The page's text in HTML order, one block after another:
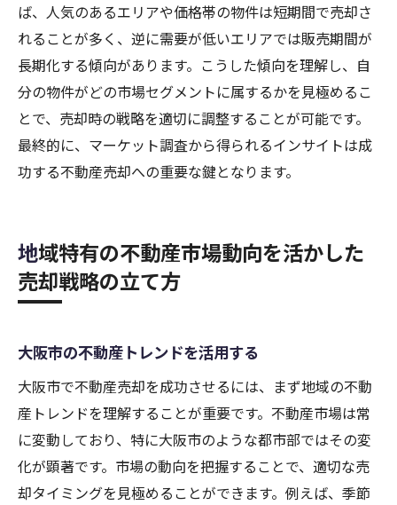
ば、人気のあるエリアや価格帯の物件は短期間で売却さ
れることが多く、逆に需要が低いエリアでは販売期間が
長期化する傾向があります。こうした傾向を理解し、自
分の物件がどの市場セグメントに属するかを見極めるこ
とで、売却時の戦略を適切に調整することが可能です。
最終的に、マーケット調査から得られるインサイトは成
功する不動産売却への重要な鍵となります。
地域特有の不動産市場動向を活かした
売却戦略の立て方
大阪市の不動産トレンドを活用する
大阪市で不動産売却を成功させるには、まず地域の不動
産トレンドを理解することが重要です。不動産市場は常
に変動しており、特に大阪市のような都市部ではその変
化が顕著です。市場の動向を把握することで、適切な売
却タイミングを見極めることができます。例えば、季節